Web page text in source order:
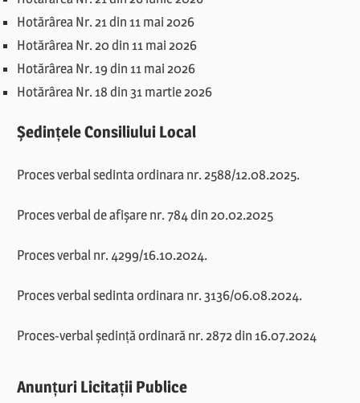
Hotărârea Nr. 21 din 11 mai 2026
Hotărârea Nr. 20 din 11 mai 2026
Hotărârea Nr. 19 din 11 mai 2026
Hotărârea Nr. 18 din 31 martie 2026
Ședințele Consiliului Local
Proces verbal sedinta ordinara nr. 2588/12.08.2025.
Proces verbal de afișare nr. 784 din 20.02.2025
Proces verbal nr. 4299/16.10.2024.
Proces verbal sedinta ordinara nr. 3136/06.08.2024.
Proces-verbal ședință ordinară nr. 2872 din 16.07.2024
Anunțuri Licitații Publice